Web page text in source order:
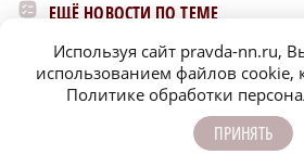
ЕЩЁ НОВОСТИ ПО ТЕМЕ
Используя сайт pravda-nn.ru,
использованием файлов cookie,
Политике обработки
ПРИНЯТЬ